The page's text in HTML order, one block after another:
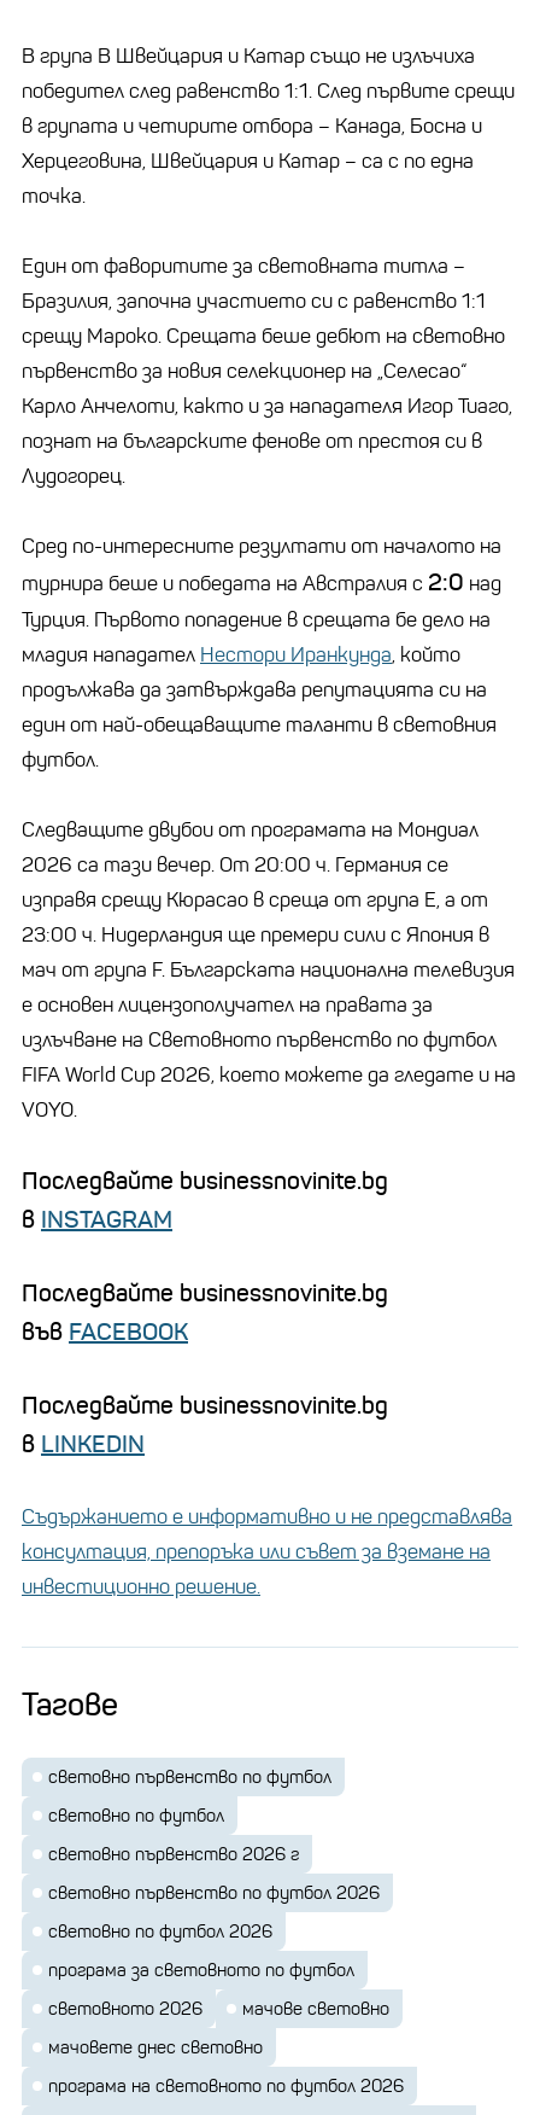
В група B Швейцария и Катар също не излъчиха
победител след равенство 1:1. След първите срещи
в групата и четирите отбора – Канада, Босна и
Херцеговина, Швейцария и Катар – са с по една
точка.
Един от фаворитите за световната титла –
Бразилия, започна участието си с равенство 1:1
срещу Мароко. Срещата беше дебют на световно
първенство за новия селекционер на „Селесао“
Карло Анчелоти, както и за нападателя Игор Тиаго,
познат на българските фенове от престоя си в
Лудогорец.
Сред по-интересните резултати от началото на
турнира беше и победата на Австралия с 2:0 над
Турция. Първото попадение в срещата бе дело на
младия нападател Нестори Иранкунда, който
продължава да затвърждава репутацията си на
един от най-обещаващите таланти в световния
футбол.
Следващите двубои от програмата на Мондиал
2026 са тази вечер. От 20:00 ч. Германия се
изправя срещу Кюрасао в среща от група Е, а от
23:00 ч. Нидерландия ще премери сили с Япония в
мач от група F. Българската национална телевизия
е основен лицензополучател на правата за
излъчване на Световното първенство по футбол
FIFA World Cup 2026, което можете да гледате и на
VОYO.
Последвайте businessnovinite.bg
в INSTAGRAM
Последвайте businessnovinite.bg
във FACEBOOK
Последвайте businessnovinite.bg
в LINKEDIN
Съдържанието е информативно и не представлява
консултация, препоръка или съвет за вземане на
инвестиционно решение.
Тагове
световно първенство по футбол
световно по футбол
световно първенство 2026 г
световно първенство по футбол 2026
световно по футбол 2026
програма за световното по футбол
световното 2026
мачове световно
мачовете днес световно
програма на световното по футбол 2026